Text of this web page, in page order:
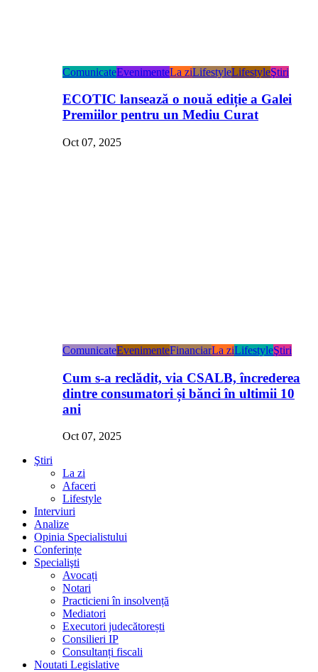
ComunicateEvenimenteLa ziLifestyleLifestyleŞtiri
ECOTIC lansează o nouă ediție a Galei
Premiilor pentru un Mediu Curat
Oct 07, 2025
ComunicateEvenimenteFinanciarLa ziLifestyleŞtiri
Cum s-a reclădit, via CSALB, încrederea
dintre consumatori și bănci în ultimii 10
ani
Oct 07, 2025
Ştiri
La zi
Afaceri
Lifestyle
Interviuri
Analize
Opinia Specialistului
Conferințe
Specialişti
Avocați
Notari
Practicieni în insolvență
Mediatori
Executori judecătorești
Consilieri IP
Consultanți fiscali
Noutati Legislative